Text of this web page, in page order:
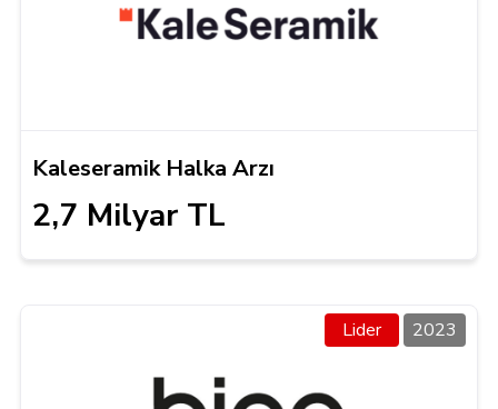
Kaleseramik Halka Arzı
2,7 Milyar TL
Lider 2023